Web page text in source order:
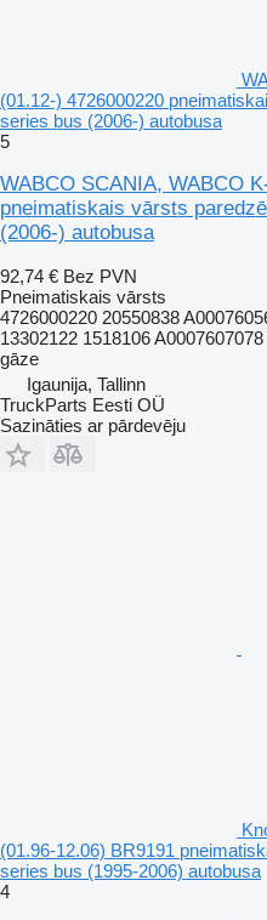
(01.12-) 4726000220
series bus (2006-) autobusa
5
WABCO SCANIA, WABCO
pneimatiskais vārsts
(2006-) autobusa
92,74 € Bez PVN
Pneimatiskais vārsts
4726000220 20550838
13302122 1518106
gāze
Igaunija, Tallinn
TruckParts Eesti OÜ
Sazināties ar pārdevēju
(01.96-12.06) BR9191
series bus (1995-2006) autobusa
4